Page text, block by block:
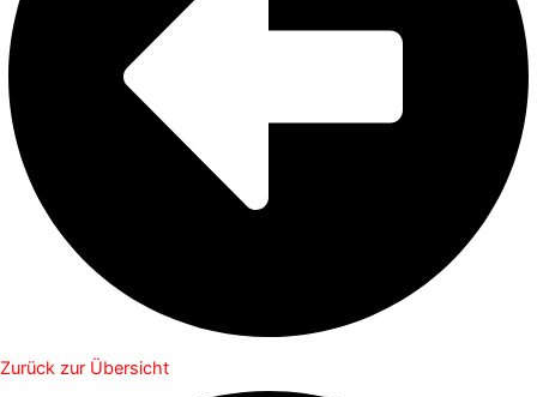
Zurück zur Übersicht